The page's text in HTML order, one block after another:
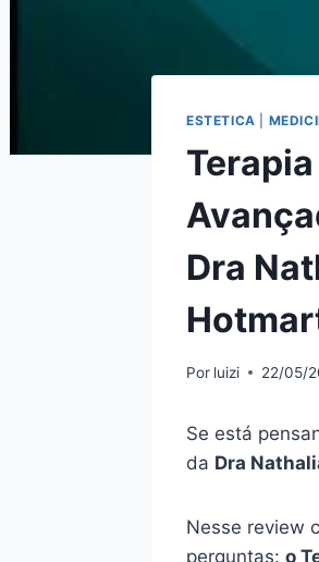
ESTETICA
Dra
Por luizi 22/05/
Se está
da Dra
Nesse review
perguntas: o